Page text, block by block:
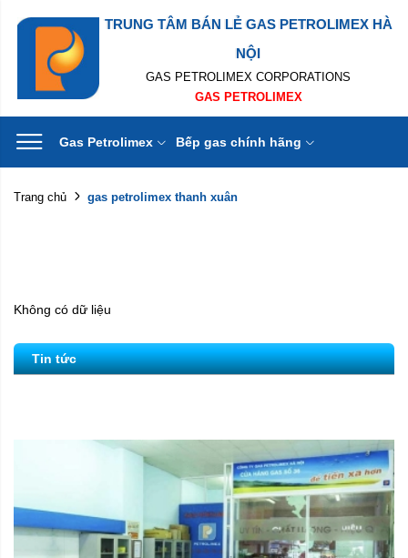
TRUNG TÂM BÁN LẺ GAS PETROLIMEX HÀ
NỘI
GAS PETROLIMEX CORPORATIONS
GAS PETROLIMEX
Gas Petrolimex Bếp gas chính hãng
Trang chủ gas petrolimex thanh xuân
Không có dữ liệu
Tin tức